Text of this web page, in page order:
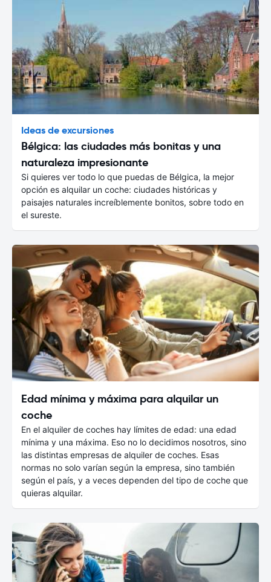
Ideas de excursiones
Bélgica: las ciudades más bonitas y una
naturaleza impresionante
Si quieres ver todo lo que puedas de Bélgica, la mejor
opción es alquilar un coche: ciudades históricas y
paisajes naturales increíblemente bonitos, sobre todo en
el sureste.
Edad mínima y máxima para alquilar un
coche
En el alquiler de coches hay límites de edad: una edad
mínima y una máxima. Eso no lo decidimos nosotros, sino
las distintas empresas de alquiler de coches. Esas
normas no solo varían según la empresa, sino también
según el país, y a veces dependen del tipo de coche que
quieras alquilar.